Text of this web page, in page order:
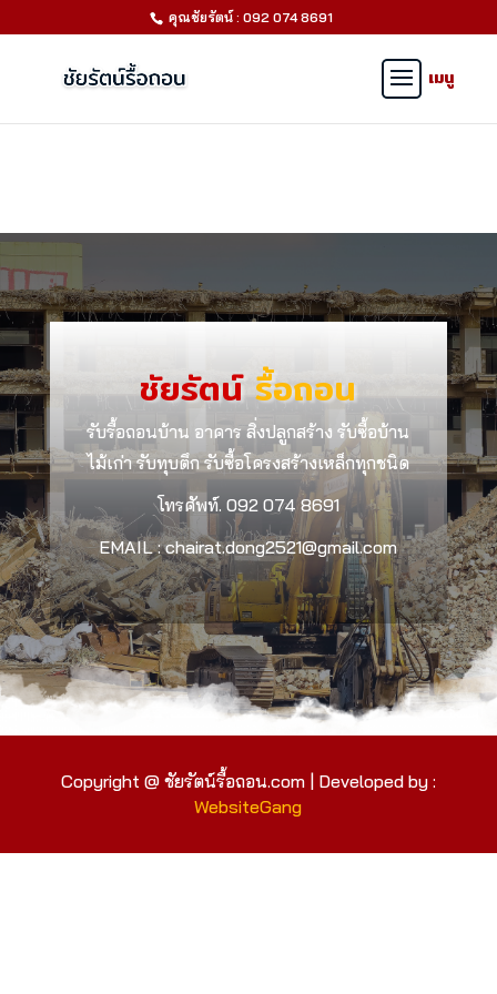
คุณชัยรัตน์ : 092 074 8691
ชัยรัตน์รื้อถอน
รับรื้อถอนบ้าน อาคาร สิ่งปลูกสร้าง รับซื้อบ้าน
ไม้เก่า รับทุบตึก รับซื้อโครงสร้างเหล็กทุกชนิด
โทรศัพท์. 092 074 8691
EMAIL : chairat.dong2521@gmail.com
Copyright @ ชัยรัตน์รื้อถอน.com | Developed by :
WebsiteGang